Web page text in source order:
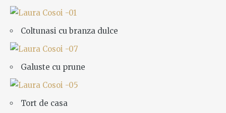
Coltunasi cu branza dulce
Galuste cu prune
Tort de casa